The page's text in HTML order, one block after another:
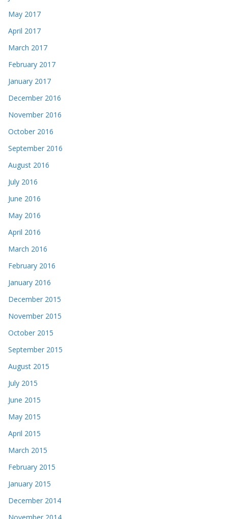
May 2017
April 2017
March 2017
February 2017
January 2017
December 2016
November 2016
October 2016
September 2016
August 2016
July 2016
June 2016
May 2016
April 2016
March 2016
February 2016
January 2016
December 2015
November 2015
October 2015
September 2015
August 2015
July 2015
June 2015
May 2015
April 2015
March 2015
February 2015
January 2015
December 2014
November 2014